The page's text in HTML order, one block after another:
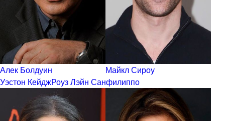
Алек Болдуин
Майкл Сироу
Уэстон КейджРоуз Лэйн Санфилиппо